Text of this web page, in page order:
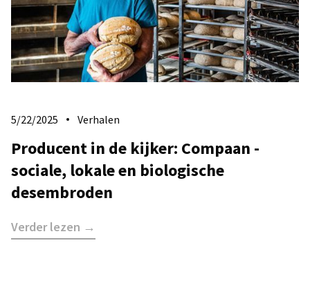
5/22/2025 Verhalen
Producent in de kijker: Compaan -
sociale, lokale en biologische
desembroden
Verder lezen →